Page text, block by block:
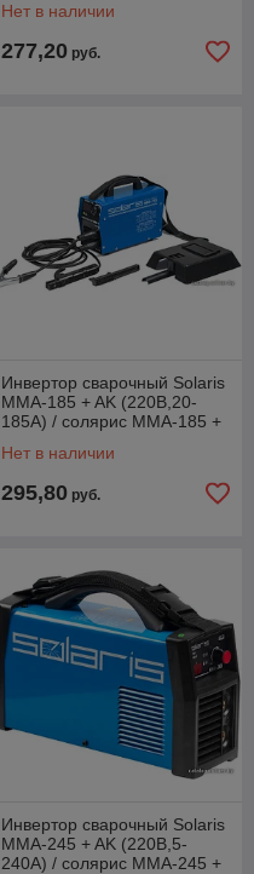
Нет в наличии
277,20 руб.
Инвертор сварочный Solaris
MMA-185 + AK (220В,20-
185А) / солярис MMA-185 +
Нет в наличии
295,80 руб.
Инвертор сварочный Solaris
MMA-245 + AK (220В,5-
240А) / солярис MMA-245 +